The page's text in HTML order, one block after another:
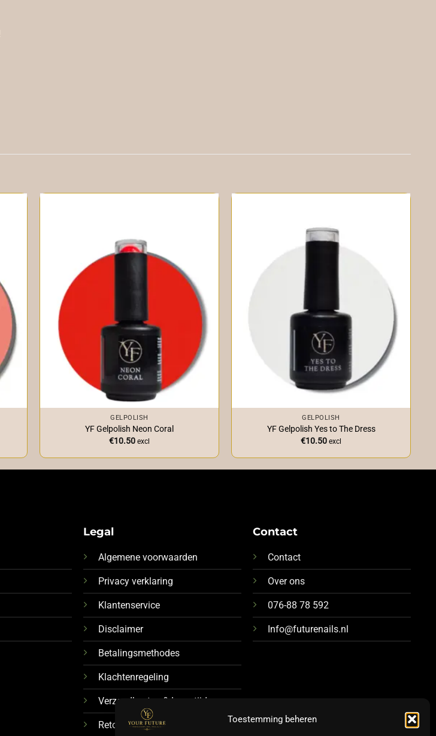
Toestemming beheren
GELPOLISH
YF Gelpolish Neon Coral
€10.50 excl
GELPOLISH
YF Gelpolish Yes to The Dress
€10.50 excl
Legal
Algemene voorwaarden
Privacy verklaring
Klantenservice
Disclaimer
Betalingsmethodes
Klachtenregeling
Verzendkosten & Levertijd
Retourbeleid
Contact
Contact
Over ons
076-88 78 592
Info@futurenails.nl